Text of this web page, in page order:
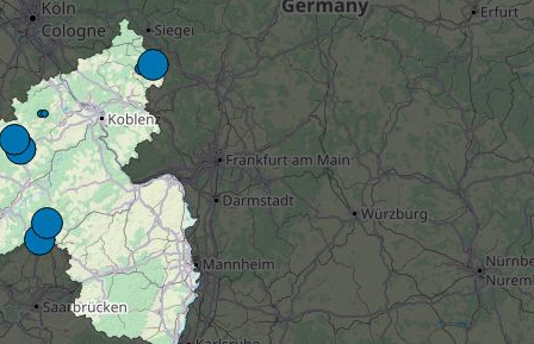
Russland Südkorea Türkei
Aserbaidschan Vereinigte Arabische Emirate
Head Dynastar Salomon
Stöckli Kästle
Indigo
Ogso